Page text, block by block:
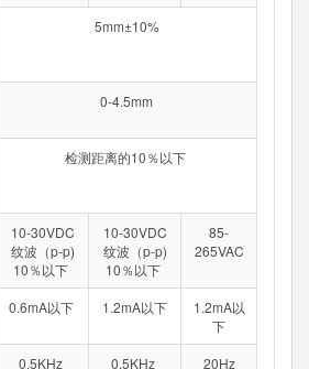
5mm±10%
0-4.5mm
检测距离的10％以下
10-30VDC
纹波（p-p)
10％以下
10-30VDC
纹波（p-p)
10％以下
85-
265VAC
0.6mA以下 1.2mA以下
1.2mA以
下
0.5KHz 0.5KHz 20Hz